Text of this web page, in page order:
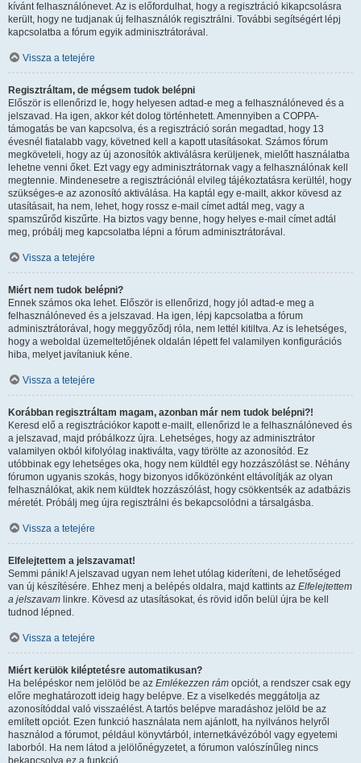
kívánt felhasználónevet. Az is előfordulhat, hogy a regisztráció kikapcsolásra
került, hogy ne tudjanak új felhasználók regisztrálni. További segítségért lépj
kapcsolatba a fórum egyik adminisztrátorával.
Vissza a tetejére
Regisztráltam, de mégsem tudok belépni
Először is ellenőrizd le, hogy helyesen adtad-e meg a felhasználóneved és a
jelszavad. Ha igen, akkor két dolog történhetett. Amennyiben a COPPA-
támogatás be van kapcsolva, és a regisztráció során megadtad, hogy 13
évesnél fiatalabb vagy, követned kell a kapott utasításokat. Számos fórum
megköveteli, hogy az új azonosítók aktiválásra kerüljenek, mielőtt használatba
lehetne venni őket. Ezt vagy egy adminisztrátornak vagy a felhasználónak kell
megtennie. Mindenesetre a regisztrációnál elvileg tájékoztatásra kerültél, hogy
szükséges-e az azonosító aktiválása. Ha kaptál egy e-mailt, akkor kövesd az
utasításait, ha nem, lehet, hogy rossz e-mail címet adtál meg, vagy a
spamszűrőd kiszűrte. Ha biztos vagy benne, hogy helyes e-mail címet adtál
meg, próbálj meg kapcsolatba lépni a fórum adminisztrátorával.
Vissza a tetejére
Miért nem tudok belépni?
Ennek számos oka lehet. Először is ellenőrizd, hogy jól adtad-e meg a
felhasználóneved és a jelszavad. Ha igen, lépj kapcsolatba a fórum
adminisztrátorával, hogy meggyőződj róla, nem lettél kitiltva. Az is lehetséges,
hogy a weboldal üzemeltetőjének oldalán lépett fel valamilyen konfigurációs
hiba, melyet javítaniuk kéne.
Vissza a tetejére
Korábban regisztráltam magam, azonban már nem tudok belépni?!
Keresd elő a regisztrációkor kapott e-mailt, ellenőrizd le a felhasználóneved és
a jelszavad, majd próbálkozz újra. Lehetséges, hogy az adminisztrátor
valamilyen okból kifolyólag inaktiválta, vagy törölte az azonosítód. Ez
utóbbinak egy lehetséges oka, hogy nem küldtél egy hozzászólást se. Néhány
fórumon ugyanis szokás, hogy bizonyos időközönként eltávolítják az olyan
felhasználókat, akik nem küldtek hozzászólást, hogy csökkentsék az adatbázis
méretét. Próbálj meg újra regisztrálni és bekapcsolódni a társalgásba.
Vissza a tetejére
Elfelejtettem a jelszavamat!
Semmi pánik! A jelszavad ugyan nem lehet utólag kideríteni, de lehetőséged
van új készítésére. Ehhez menj a belépés oldalra, majd kattints az Elfelejtettem
a jelszavam linkre. Kövesd az utasításokat, és rövid időn belül újra be kell
tudnod lépned.
Vissza a tetejére
Miért kerülök kiléptetésre automatikusan?
Ha belépéskor nem jelölöd be az Emlékezzen rám opciót, a rendszer csak egy
előre meghatározott ideig hagy belépve. Ez a viselkedés meggátolja az
azonosítóddal való visszaélést. A tartós belépve maradáshoz jelöld be az
említett opciót. Ezen funkció használata nem ajánlott, ha nyilvános helyről
használod a fórumot, például könyvtárból, internetkávézóból vagy egyetemi
laborból. Ha nem látod a jelölőnégyzetet, a fórumon valószínűleg nincs
bekapcsolva ez a funkció.